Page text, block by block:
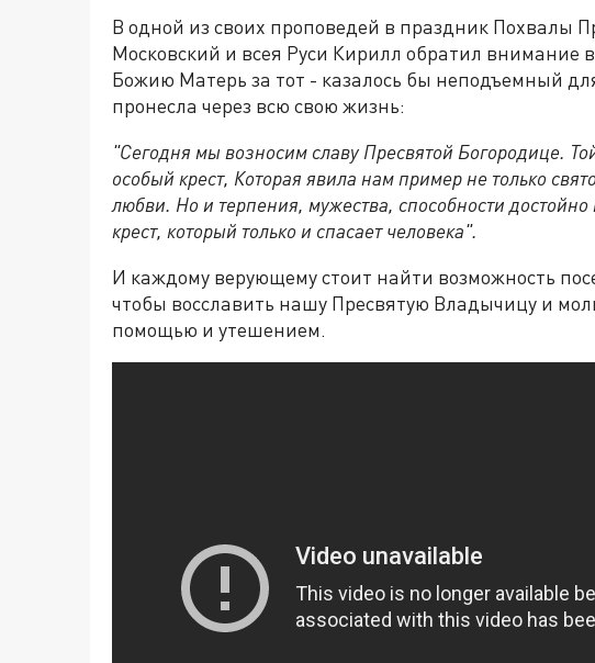
В одной из своих проповедей в праздник Похвалы
Московский и всея Руси Кирилл обратил внимание
Божию Матерь за тот - казалось бы неподъемный
пронесла через всю свою жизнь:
"Сегодня мы возносим славу Пресвятой Богородице.
особый крест, Которая явила нам пример не только
любви. Но и терпения, мужества, способности
крест, который только и спасает человека".
И каждому верующему стоит найти возможность
чтобы восславить нашу Пресвятую Владычицу и
помощью и утешением.